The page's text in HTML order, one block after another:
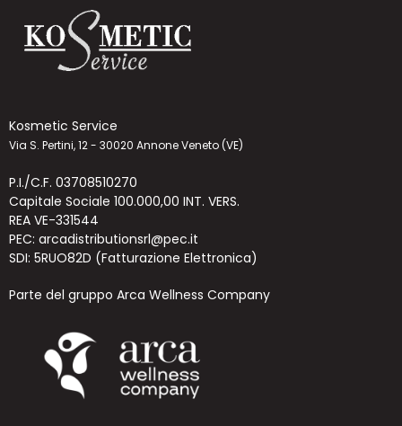
Kosmetic Service
Via S. Pertini, 12 - 30020 Annone Veneto (VE)
P.I./C.F. 03708510270
Capitale Sociale 100.000,00 INT. VERS.
REA VE-331544
PEC: arcadistributionsrl@pec.it
SDI: 5RUO82D (Fatturazione Elettronica)
Parte del gruppo Arca Wellness Company